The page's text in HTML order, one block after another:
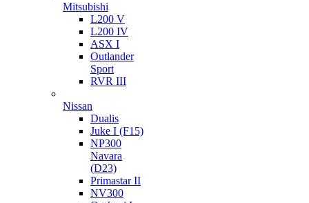
Mitsubishi
L200 V
L200 IV
ASX I
Outlander
Sport
RVR III
Nissan
Dualis
Juke I (F15)
NP300
Navara
(D23)
Primastar II
NV300